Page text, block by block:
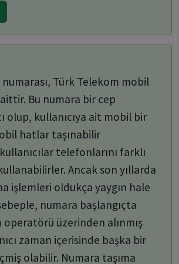
Türk Telekom mobil
Bu numara bir cep
olup, kullanıcıya ait mobil bir
hatlar taşınabilir
telefonlarını farklı
Ancak son yıllarda
işlemleri oldukça yaygın hale
numara başlangıçta
operatörü üzerinden alınmış
zaman içerisinde başka bir
olabilir. Numara taşıma